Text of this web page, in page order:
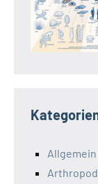
Allgemein